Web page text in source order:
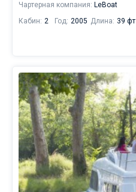
Чартерная компания: LeBoat
Кабин: 2 Год: 2005 Длина: 39 фт